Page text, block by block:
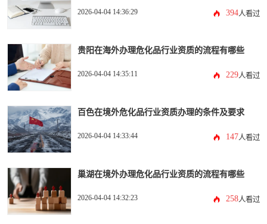
2026-04-04 14:36:29 394人看过
贵阳在海外办理危化品行业资质的流程有哪些
2026-04-04 14:35:11 229人看过
百色在境外危化品行业资质办理的条件及要求
2026-04-04 14:33:44 147人看过
巢湖在境外办理危化品行业资质的流程有哪些
2026-04-04 14:32:23 258人看过